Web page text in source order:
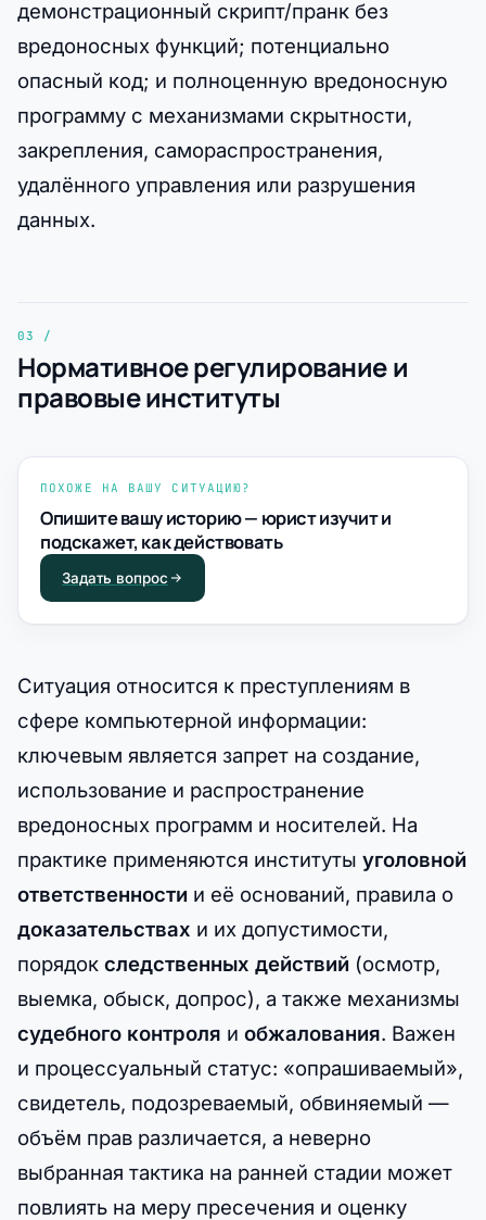
демонстрационный скрипт/пранк без
вредоносных функций; потенциально
опасный код; и полноценную вредоносную
программу с механизмами скрытности,
закрепления, самораспространения,
удалённого управления или разрушения
данных.
Нормативное регулирование и
правовые институты
ПОХОЖЕ НА ВАШУ СИТУАЦИЮ?
Опишите вашу историю — юрист изучит и
подскажет, как действовать
Задать вопрос
Ситуация относится к преступлениям в
сфере компьютерной информации:
ключевым является запрет на создание,
использование и распространение
вредоносных программ и носителей. На
практике применяются институты уголовной
ответственности и её оснований, правила о
доказательствах и их допустимости,
порядок следственных действий (осмотр,
выемка, обыск, допрос), а также механизмы
судебного контроля и обжалования. Важен
и процессуальный статус: «опрашиваемый»,
свидетель, подозреваемый, обвиняемый —
объём прав различается, а неверно
выбранная тактика на ранней стадии может
повлиять на меру пресечения и оценку